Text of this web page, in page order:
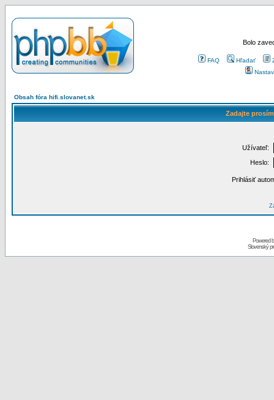
Bolo
FAQ Hľadať
Obsah fóra hifi.slovanet.sk
Zadajte
Užívateľ:
Heslo:
Prihlásiť
Powered
Slovenský